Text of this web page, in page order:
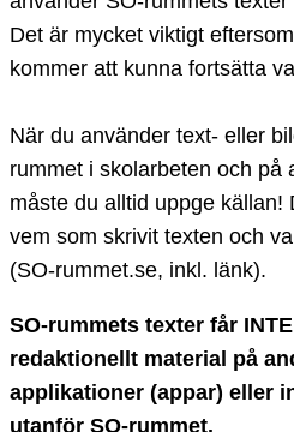
Det är mycket viktigt
kommer att kunna fortsätta
När du använder text- eller
rummet i skolarbeten och på
måste du alltid uppge källan!
vem som skrivit texten och
(SO-rummet.se, inkl. länk).
SO-rummets texter får
redaktionellt material på
applikationer (appar) eller
utanför SO-rummet.